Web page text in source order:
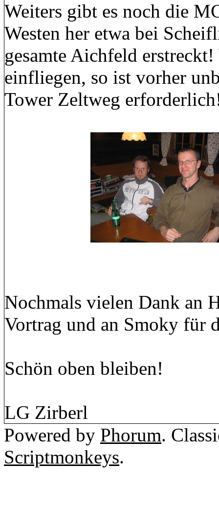
Weiters gibt es noch die
Westen her etwa bei
gesamte Aichfeld
einfliegen, so ist vorher
Tower Zeltweg
Nochmals vielen Dank an
Vortrag und an Smoky für
Schön oben bleiben!
LG Zirberl
Powered by Phorum.
Scriptmonkeys.